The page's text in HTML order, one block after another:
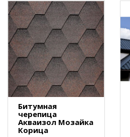
Битумная
черепица
Акваизол Мозайка
Корица